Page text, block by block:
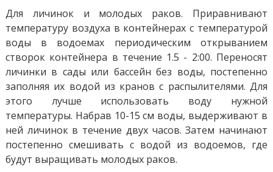
Для личинок и молодых раков. Приравнивают
температуру воздуха в контейнерах с температурой
воды в водоемах периодическим открыванием
створок контейнера в течение 1.5 - 2:00. Переносят
личинки в сады или бассейн без воды, постепенно
заполняя их водой из кранов с распылителями. Для
этого лучше использовать воду нужной
температуры. Набрав 10-15 см воды, выдерживают в
ней личинок в течение двух часов. Затем начинают
постепенно смешивать с водой из водоемов, где
будут выращивать молодых раков.